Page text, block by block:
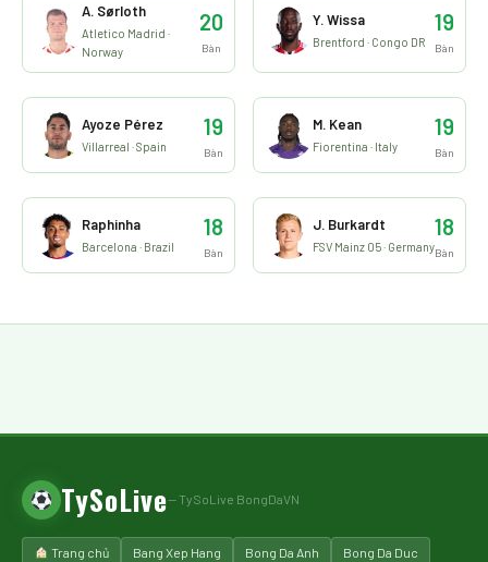
A. Sørloth
Atletico Madrid ·
Norway
20
Bàn
Y. Wissa
Brentford · Congo DR
19
Bàn
Ayoze Pérez
Villarreal · Spain
19
Bàn
M. Kean
Fiorentina · Italy
19
Bàn
Raphinha
Barcelona · Brazil
18
Bàn
J. Burkardt
FSV Mainz 05 · Germany
18
Bàn
TySoLive— TySoLive BongDaVN
Trang chủ Bang Xep Hang Bong Da Anh Bong Da Duc